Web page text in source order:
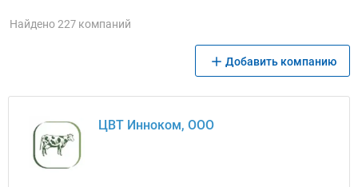
Найдено 227 компаний
Добавить компанию
ЦВТ Инноком, ООО